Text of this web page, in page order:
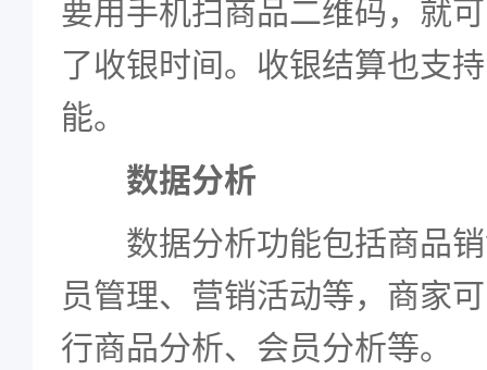
要用手机扫商品二维码，就
了收银时间。收银结算也支
能。
数据分析
数据分析功能包括商品销
员管理、营销活动等，商家
行商品分析、会员分析等。